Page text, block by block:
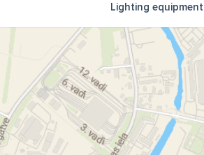
Lighting equipment